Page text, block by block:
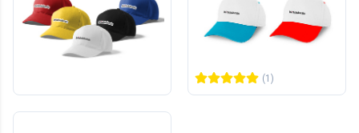
adet
430,00 TL+KDV
Renkli
adet
(1)